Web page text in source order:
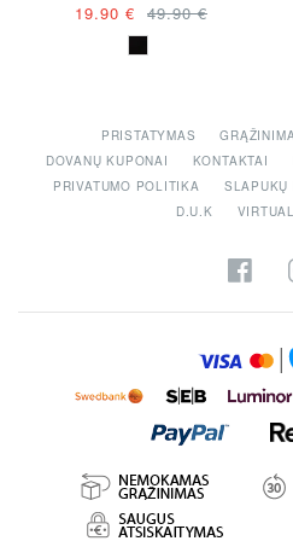
APYKAKLE
19.90 € 49.90 €
PRISTATYMAS
DOVANŲ KUPONAI
KONTAKTAI
PRIVATUMO POLITIKA
SLAPUKŲ
D.U.K